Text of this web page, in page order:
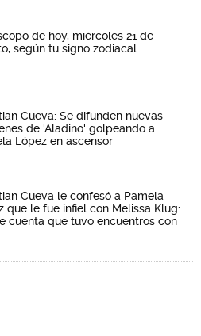
de hoy, miércoles 21 de
según tu signo zodiacal
Cueva: Se difunden nuevas
de 'Aladino' golpeando a
López en ascensor
Cueva le confesó a Pamela
que le fue infiel con Melissa Klug:
cuenta que tuvo encuentros con